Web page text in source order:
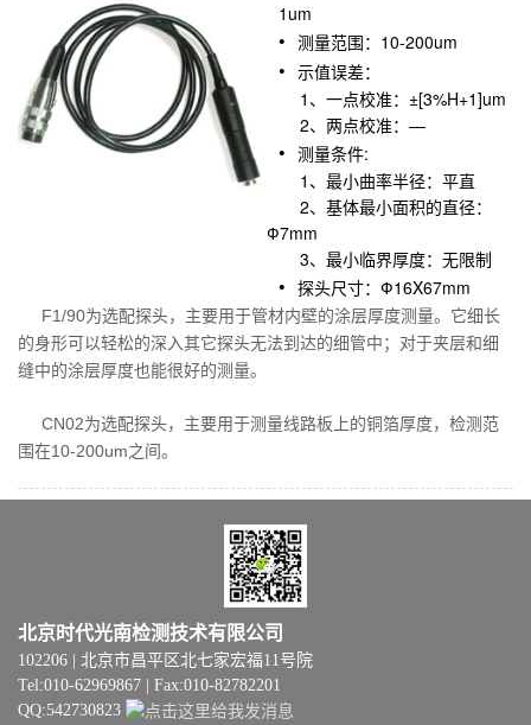
1um
测量范围：10-200um
示值误差：
1、一点校准：±[3%H+1]um
2、两点校准：—
测量条件:
1、最小曲率半径：平直
2、基体最小面积的直径：
Ф7mm
3、最小临界厚度：无限制
探头尺寸：Ф16X67mm
F1/90为选配探头，主要用于管材内壁的涂层厚度测量。它细长
的身形可以轻松的深入其它探头无法到达的细管中；对于夹层和细
缝中的涂层厚度也能很好的测量。
CN02为选配探头，主要用于测量线路板上的铜箔厚度，检测范
围在10-200um之间。
北京时代光南检测技术有限公司
102206 | 北京市昌平区北七家宏福11号院
Tel:010-62969867 | Fax:010-82782201
QQ:542730823